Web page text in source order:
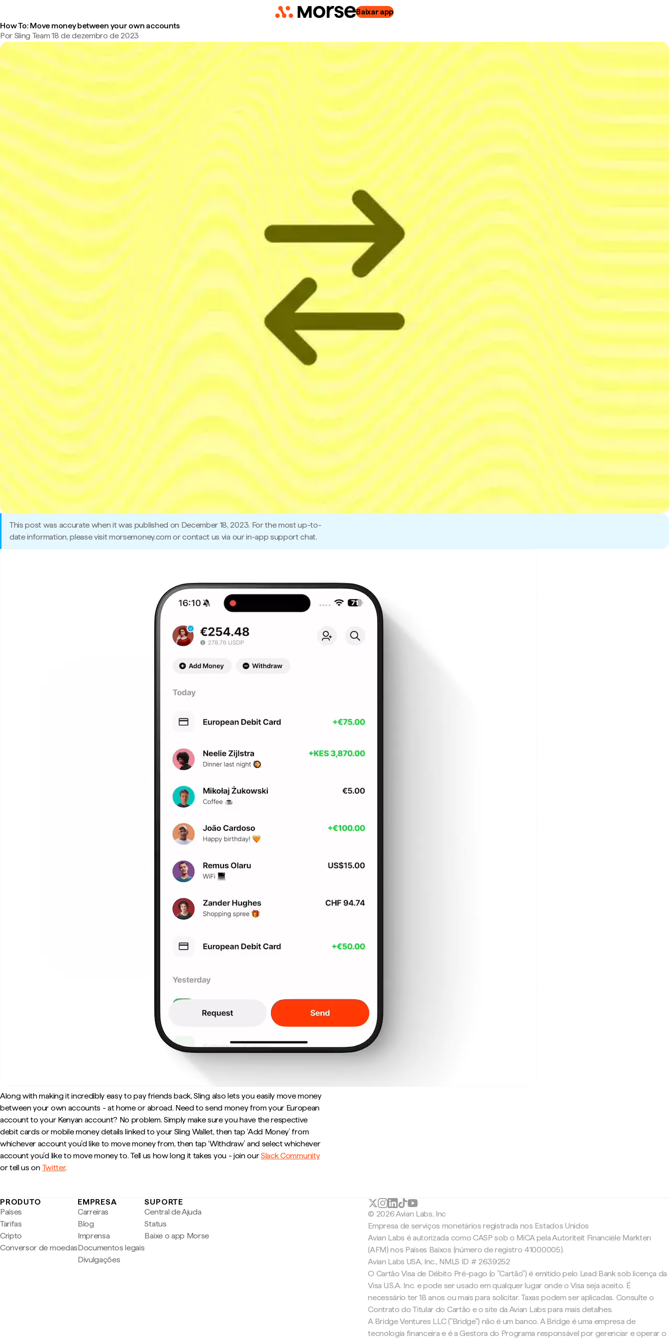
Baixar app
How To: Move money between your own accounts
Por Sling Team |18 de dezembro de 2023
This post was accurate when it was published on December 18, 2023. For the most up-to-
date information, please visit morsemoney.com or contact us via our in-app support chat.
Along with making it incredibly easy to pay friends back, Sling also lets you easily move money
between your own accounts - at home or abroad. Need to send money from your European
account to your Kenyan account? No problem. Simply make sure you have the respective
debit cards or mobile money details linked to your Sling Wallet, then tap ‘Add Money’ from
whichever account you’d like to move money from, then tap ‘Withdraw’ and select whichever
account you’d like to move money to. Tell us how long it takes you - join ourSlack Community
or tell us on Twitter.
PRODUTO
Países
Tarifas
Cripto
Conversor de moedas
EMPRESA
Carreiras
Blog
Imprensa
Documentos legais
Divulgações
SUPORTE
Central de Ajuda
Status
Baixe o app Morse
© 2026 Avian Labs, Inc
Empresa de serviços monetários registrada nos Estados Unidos
Avian Labs é autorizada como CASP sob o MiCA pela Autoriteit Financiële Markten
(AFM) nos Países Baixos (número de registro 41000005).
Avian Labs USA, Inc., NMLS ID # 2639252
O Cartão Visa de Débito Pré-pago (o "Cartão") é emitido pelo Lead Bank sob licença da
Visa U.S.A. Inc. e pode ser usado em qualquer lugar onde o Visa seja aceito. É
necessário ter 18 anos ou mais para solicitar. Taxas podem ser aplicadas. Consulte o
Contrato do Titular do Cartão e o site da Avian Labs para mais detalhes.
A Bridge Ventures LLC ("Bridge") não é um banco. A Bridge é uma empresa de
tecnologia financeira e é a Gestora do Programa responsável por gerenciar e operar o